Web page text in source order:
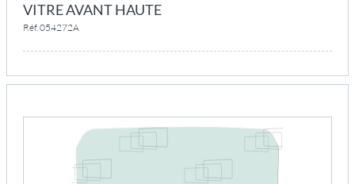
VITRE AVANT HAUTE
Réf. 054272A